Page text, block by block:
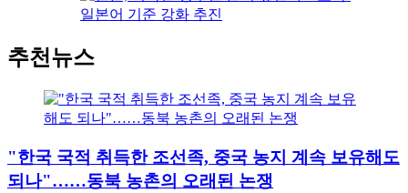
추천뉴스
"한국 국적 취득한 조선족, 중국 농지 계속 보유해도
되나"……동북 농촌의 오래된 논쟁